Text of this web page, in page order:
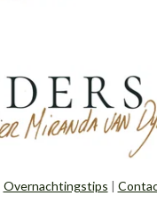
Overnachtingstips |